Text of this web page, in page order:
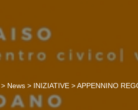
> News > INIZIATIVE >APPENNINO